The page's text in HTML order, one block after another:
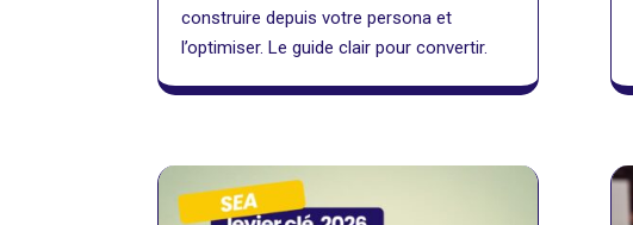
construire depuis votre persona et
l’optimiser. Le guide clair pour convertir.